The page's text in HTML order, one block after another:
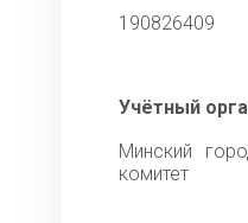
190826409
Учётный
Минский
комитет